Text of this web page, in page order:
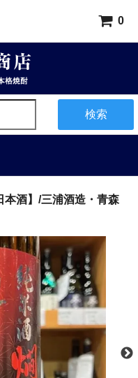
0
検索
本酒】/三浦酒造・青森